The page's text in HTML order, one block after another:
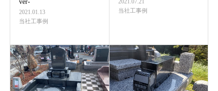
ver-
2021.01.13
当社工事例
2021.07.21
当社工事例